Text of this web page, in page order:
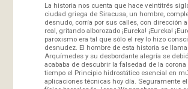
La historia nos cuenta que hace veintitrés
ciudad griega de Siracusa, un hombre,
desnudo, corría por sus calles, con dirección
real, gritando alborozado ¡Eureka! ¡Eureka!
paroxismo era tal que sólo el rey lo hizo
desnudez. El hombre de esta historia se
Arquímedes y su desbordante alegría se
acababa de descubrir la falsedad de la
tiempo el Principio hidrostático esencial en
aplicaciones técnicas hoy día. Seguramente